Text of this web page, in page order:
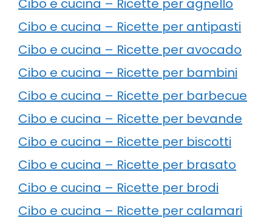
Cibo e cucina – Ricette per agnello
Cibo e cucina – Ricette per antipasti
Cibo e cucina – Ricette per avocado
Cibo e cucina – Ricette per bambini
Cibo e cucina – Ricette per barbecue
Cibo e cucina – Ricette per bevande
Cibo e cucina – Ricette per biscotti
Cibo e cucina – Ricette per brasato
Cibo e cucina – Ricette per brodi
Cibo e cucina – Ricette per calamari